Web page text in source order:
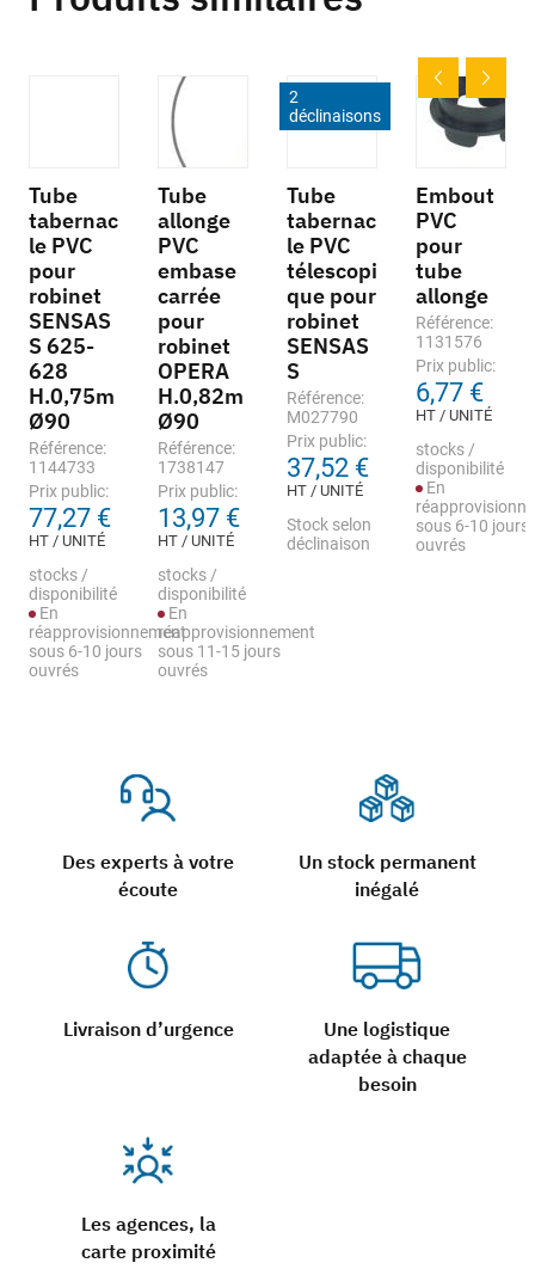
Des experts à votre
écoute
Un stock permanent
inégalé
Livraison d’urgence
Une logistique
adaptée à chaque
besoin
Les agences, la
carte proximité
Tube
tabernac
le PVC
pour
robinet
SENSAS
S 625-
628
H.0,75m
Ø90
Référence:
1144733
Prix public:
77,27 €
HT / UNITÉ
stocks /
disponibilité
En
réapprovisionnement
sous 6-10 jours
ouvrés
Tube
allonge
PVC
embase
carrée
pour
robinet
OPERA
H.0,82m
Ø90
Référence:
1738147
Prix public:
13,97 €
HT / UNITÉ
stocks /
disponibilité
En
réapprovisionnement
sous 11-15 jours
ouvrés
2
déclinaisons
Tube
tabernac
le PVC
télescopi
que pour
robinet
SENSAS
S
Référence:
M027790
Prix public:
37,52 €
HT / UNITÉ
Stock selon
déclinaison
Embout
PVC
pour
tube
allonge
Référence:
1131576
Prix public:
6,77 €
HT / UNITÉ
stocks /
disponibilité
En
sous 6-10 jours
ouvrés